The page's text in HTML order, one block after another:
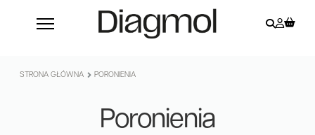
STRONA GŁÓWNA PORONIENIA
Poronienia